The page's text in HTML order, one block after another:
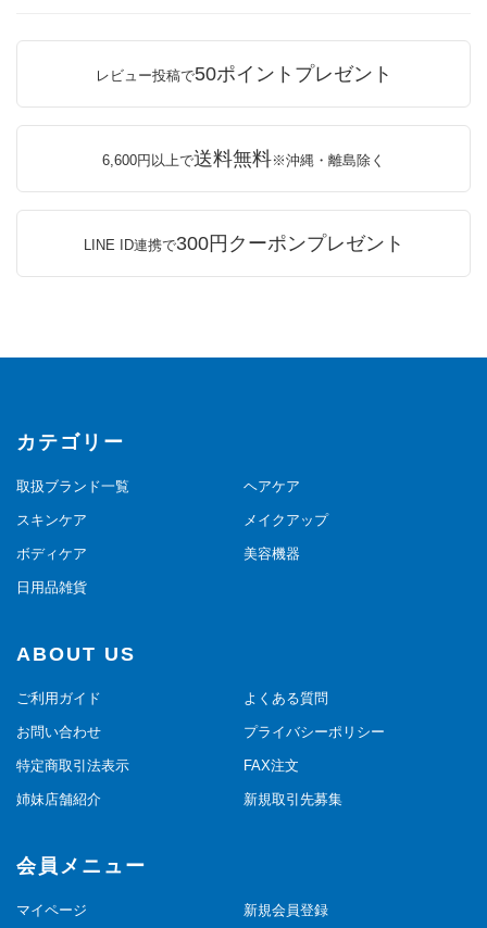
レビュー投稿で50ポイントプレゼント
6,600円以上で送料無料※沖縄・離島除く
LINE ID連携で300円クーポンプレゼント
カテゴリー
取扱ブランド一覧 ヘアケア
スキンケア メイクアップ
ボディケア 美容機器
日用品雑貨
ABOUT US
ご利用ガイド よくある質問
お問い合わせ プライバシーポリシー
特定商取引法表示 FAX注文
姉妹店舗紹介 新規取引先募集
会員メニュー
マイページ 新規会員登録